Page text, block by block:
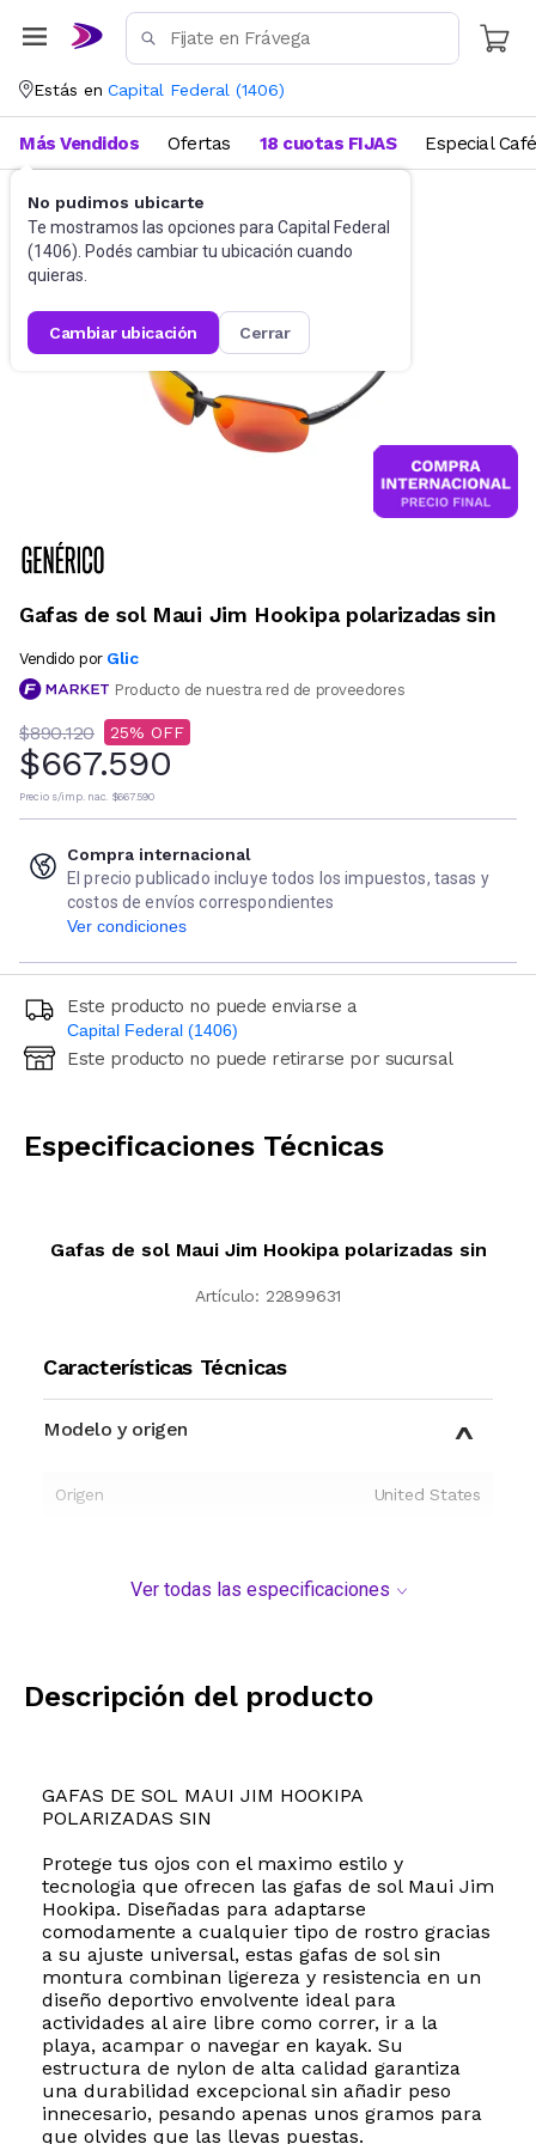
Estás en Capital Federal (1406)
No pudimos ubicarte
Te mostramos las opciones para Capital Federal
(1406). Podés cambiar tu ubicación cuando
quieras.
cambiar ubicación cerrar
Más Vendidos Ofertas 18 cuotas FIJAS Especial Café
Accesorios Anteojos de sol
Gafas de sol Maui Jim Hookipa polarizadas sin
Vendido por Glic
Producto de nuestra red de proveedores
$890.120 25
$667.590
Precio s/imp. nac. $667.590
Compra internacional
El precio publicado incluye todos los impuestos, tasas y
costos de envíos correspondientes
Ver condiciones
Este producto no puede enviarse a
Capital Federal (1406)
Ingresá código postal (sólo números)
Este producto no puede retirarse por sucursal
Especificaciones Técnicas
Gafas de sol Maui Jim Hookipa polarizadas sin
Artículo: 22899631
Características Técnicas
Modelo y origen
Origen United States
Ver todas las especificaciones
Descripción del producto
GAFAS DE SOL MAUI JIM HOOKIPA
POLARIZADAS SIN
Protege tus ojos con el maximo estilo y
tecnologia que ofrecen las gafas de sol Maui Jim
Hookipa. Diseñadas para adaptarse
comodamente a cualquier tipo de rostro gracias
a su ajuste universal, estas gafas de sol sin
montura combinan ligereza y resistencia en un
diseño deportivo envolvente ideal para
actividades al aire libre como correr, ir a la
playa, acampar o navegar en kayak. Su
estructura de nylon de alta calidad garantiza
una durabilidad excepcional sin añadir peso
innecesario, pesando apenas unos gramos para
que olvides que las llevas puestas.